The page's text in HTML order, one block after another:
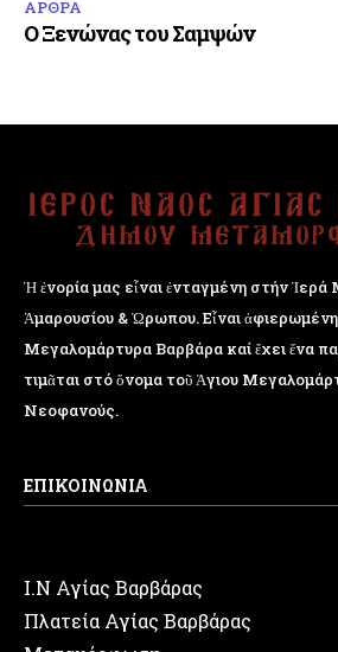
ΑΡΘΡΑ
Ο Ξενώνας του Σαμψών
Ἡ ἐνορία μας εἶναι ἐνταγμένη στήν
Ἁμαρουσίου & Ὠρωπου. Εἶναι
Μεγαλομάρτυρα Βαρβάρα καί ἔχει ἕνα
τιμᾶται στό ὄνομα τοῦ Ἁγιου
Νεοφανούς.
ΕΠΙΚΟΙΝΩΝΙΑ
Ι.Ν Αγίας Βαρβάρας
Πλατεία Αγίας Βαρβάρας